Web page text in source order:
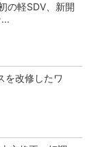
の軽SDV、新開
を改修したワ